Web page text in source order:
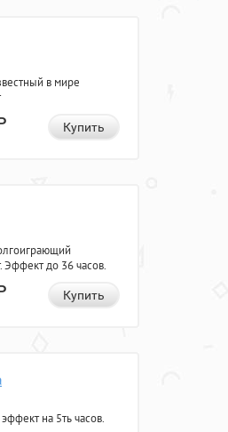
в мире
Купить
Эффект до 36 часов.
Купить
на 5ть часов.